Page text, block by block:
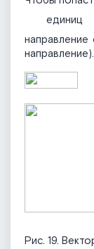
единиц
направление
Рис. 19.